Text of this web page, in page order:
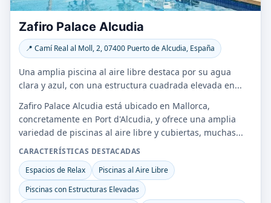
Zafiro Palace Alcudia
📍 Camí Real al Moll, 2, 07400 Puerto de Alcudia, España
Una amplia piscina al aire libre destaca por su agua
clara y azul, con una estructura cuadrada elevada en...
Zafiro Palace Alcudia está ubicado en Mallorca,
concretamente en Port d'Alcudia, y ofrece una amplia
variedad de piscinas al aire libre y cubiertas, muchas...
CARACTERÍSTICAS DESTACADAS
Espacios de Relax
Piscinas al Aire Libre
Piscinas con Estructuras Elevadas